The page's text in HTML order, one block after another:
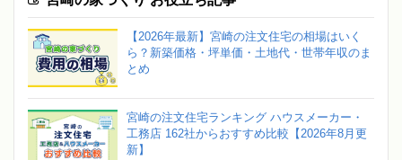
【2026年最新】宮崎の注文住宅の相場はいく
ら？新築価格・坪単価・土地代・世帯年収のま
とめ
宮崎の注文住宅ランキング ハウスメーカー・
工務店 162社からおすすめ比較【2026年8月更
新】